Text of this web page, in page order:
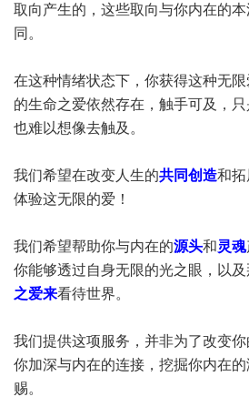
取向产生的，这些取向与你内在的
同。
在这种情绪状态下，你获得这种无
的生命之爱依然存在，触手可及，只
也难以想像去触及。
我们希望在改变人生的共同创造和
体验这无限的爱！
我们希望帮助你与内在的源头和灵魂
你能够透过自身无限的光之眼，以及
之爱来看待世界。
我们提供这项服务，并非为了改变
你加深与内在的连接，挖掘你内在
赐。